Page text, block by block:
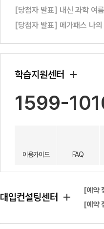
[당첨자 발표] 내신 과학 여
[당첨자 발표] 메가패스 나
학습지원센터
1599-
이용가이드 FAQ
대입컨설팅센터
[예약
[예약